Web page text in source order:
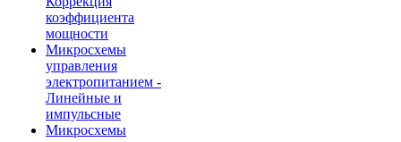
коэффициента
мощности
Микросхемы
управления
электропитанием -
Линейные и
импульсные
Микросхемы